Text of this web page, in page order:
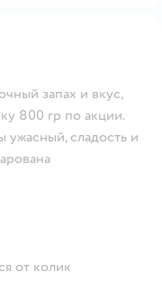
запах и вкус,
800 гр по акции.
ужасный, сладость и
от колик